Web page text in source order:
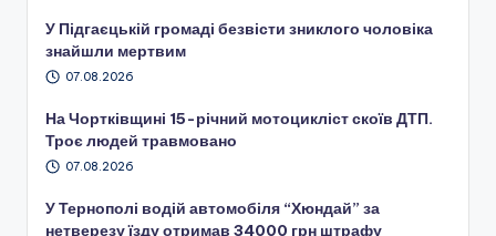
У Підгаєцькій громаді безвісти зниклого чоловіка
знайшли мертвим
07.08.2026
На Чортківщині 15-річний мотоцикліст скоїв ДТП.
Троє людей травмовано
07.08.2026
У Тернополі водій автомобіля “Хюндай” за
нетверезу їзду отримав 34000 грн штрафу